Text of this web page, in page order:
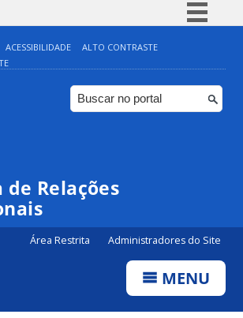
Simplifique!
Comunica BR
Participe
ACESSIBILIDADE
ALTO CONTRASTE
Relações
Área Restrita Administradores do Site
MENU